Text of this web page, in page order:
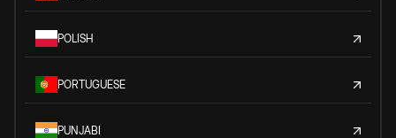
POLISH
PORTUGUESE
PUNJABI